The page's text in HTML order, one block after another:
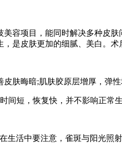
容项目，能同时解决多种皮
是皮肤更加的细腻、美白。
肤晦暗;肌肤胶原层增厚，弹
间短，恢复快，并不影响正常生
生活中要注意，雀斑与阳光